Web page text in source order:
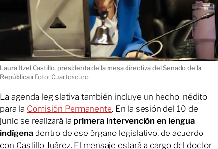
Laura Itzel Castillo, presidenta de la mesa directiva del Senado de la
Repúblicaı Foto: Cuartoscuro
La agenda legislativa también incluye un hecho inédito
para la Comisión Permanente. En la sesión del 10 de
junio se realizará la primera intervención en lengua
indígena dentro de ese órgano legislativo, de acuerdo
con Castillo Juárez. El mensaje estará a cargo del doctor